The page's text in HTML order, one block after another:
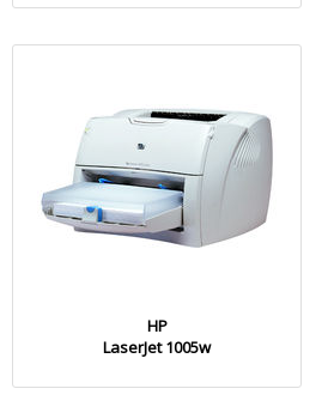
HP
LaserJet 1005w